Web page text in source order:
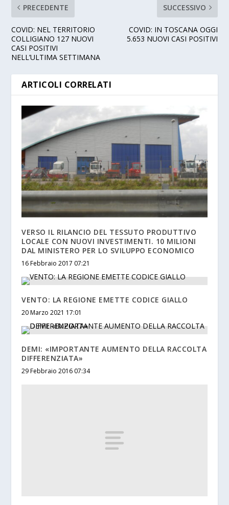
PRECEDENTE
COVID: NEL TERRITORIO
COLLIGIANO 127 NUOVI
CASI POSITIVI
NELL’ULTIMA SETTIMANA
SUCCESSIVO
COVID: IN TOSCANA OGGI
5.653 NUOVI CASI POSITIVI
ARTICOLI CORRELATI
VERSO IL RILANCIO DEL TESSUTO PRODUTTIVO
LOCALE CON NUOVI INVESTIMENTI. 10 MILIONI
DAL MINISTERO PER LO SVILUPPO ECONOMICO
16 Febbraio 2017 07:21
VENTO: LA REGIONE EMETTE CODICE GIALLO
20 Marzo 2021 17:01
DEMI: «IMPORTANTE AUMENTO DELLA RACCOLTA
DIFFERENZIATA»
29 Febbraio 2016 07:34